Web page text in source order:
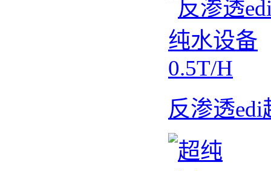
反渗透